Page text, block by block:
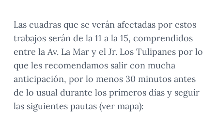
Las cuadras que se verán afectadas por estos
trabajos serán de la 11 a la 15, comprendidos
entre la Av. La Mar y el Jr. Los Tulipanes por lo
que les recomendamos salir con mucha
anticipación, por lo menos 30 minutos antes
de lo usual durante los primeros días y seguir
las siguientes pautas (ver mapa):